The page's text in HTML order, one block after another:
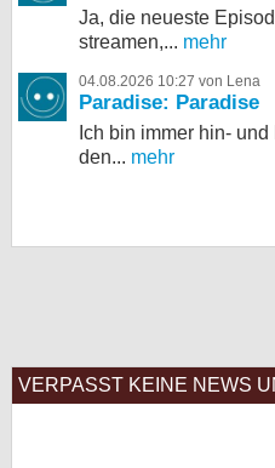
Ja, die neueste
streamen,... mehr
04.08.2026 10:27 von Lena
Paradise: Paradise
Ich bin immer hin-
den... mehr
VERPASST KEINE NEWS